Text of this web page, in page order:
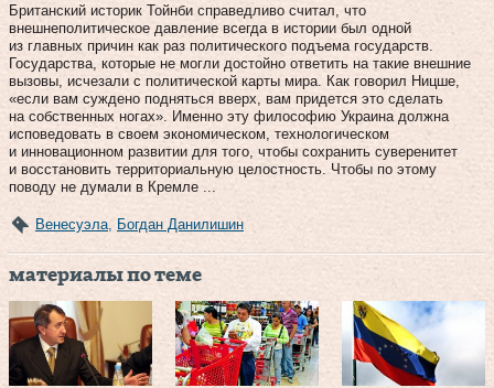
Британский историк Тойнби справедливо считал, что
внешнеполитическое давление всегда в истории был одной
из главных причин как раз политического подъема государств.
Государства, которые не могли достойно ответить на такие внешние
вызовы, исчезали с политической карты мира. Как говорил Ницше,
«если вам суждено подняться вверх, вам придется это сделать
на собственных ногах». Именно эту философию Украина должна
исповедовать в своем экономическом, технологическом
и инновационном развитии для того, чтобы сохранить суверенитет
и восстановить территориальную целостность. Чтобы по этому
поводу не думали в Кремле ...
Венесуэла Богдан Данилишин
материалы по теме